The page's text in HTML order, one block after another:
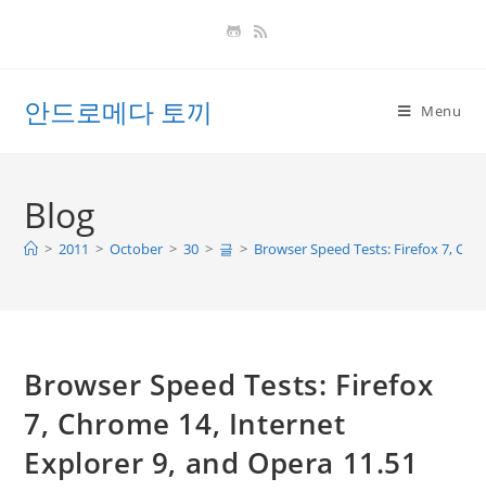
안드로메다 토끼 Menu
Blog
> 2011 > October > 30 > 글 > Browser Speed Tests: Firefox 7,
Browser Speed Tests: Firefox
7, Chrome 14, Internet
Explorer 9, and Opera 11.51